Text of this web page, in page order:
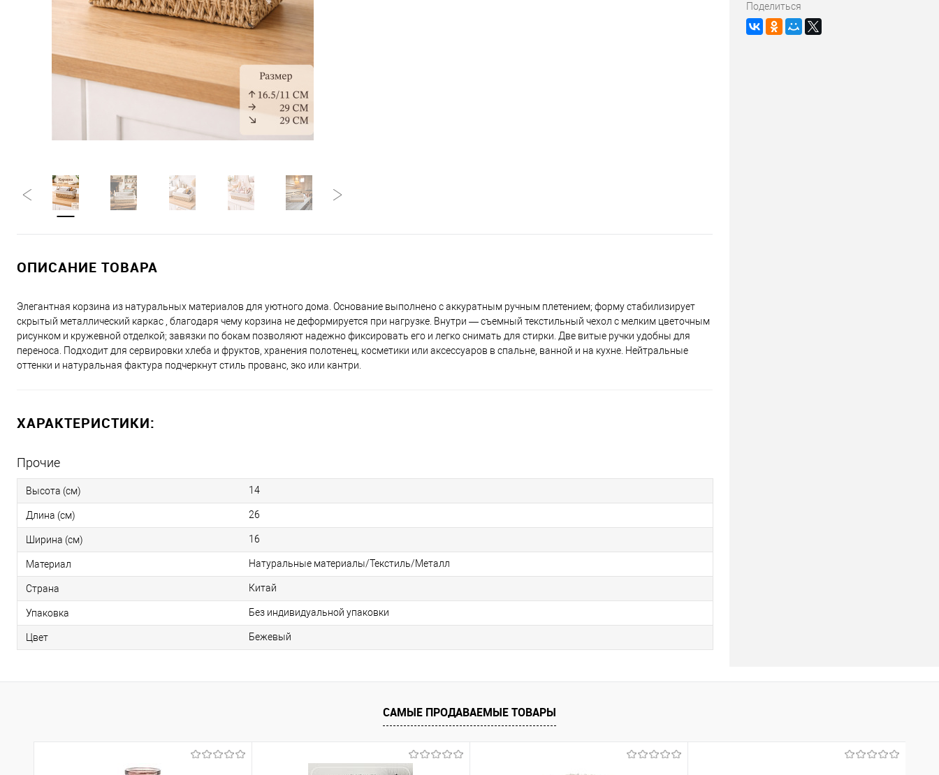
ОПИСАНИЕ ТОВАРА
Элегантная корзина из натуральных материалов для уютного дома. Основание выполнено с аккуратным ручным плетением; форму стабилизирует
скрытый металлический каркас , благодаря чему корзина не деформируется при нагрузке. Внутри — съемный текстильный чехол с мелким цветочным
рисунком и кружевной отделкой; завязки по бокам позволяют надежно фиксировать его и легко снимать для стирки. Две витые ручки удобны для
переноса. Подходит для сервировки хлеба и фруктов, хранения полотенец, косметики или аксессуаров в спальне, ванной и на кухне. Нейтральные
оттенки и натуральная фактура подчеркнут стиль прованс, эко или кантри.
ХАРАКТЕРИСТИКИ:
Прочие
Высота (см) 14
Длина (см) 26
Ширина (см) 16
Материал Натуральные материалы/Текстиль/Металл
Страна Китай
Упаковка Без индивидуальной упаковки
Цвет Бежевый
Поделиться
САМЫЕ ПРОДАВАЕМЫЕ ТОВАРЫ